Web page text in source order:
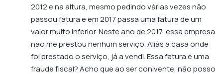
2012 e na altura, mesmo pedindo várias vezes não
passou fatura e em 2017 passa uma fatura de um
valor muito inferior. Neste ano de 2017, essa empresa
não me prestou nenhum serviço. Aliás a casa onde
foi prestado o serviço, já a vendi. Essa fatura é uma
fraude fiscal? Acho que ao ser conivente, não posso